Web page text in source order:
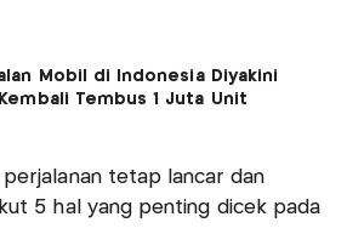
Mobil di Indonesia Diyakini
Kembali Tembus 1 Juta Unit
tetap lancar dan
5 hal yang penting dicek pada